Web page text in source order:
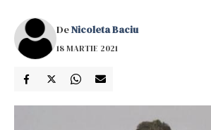
DeNicoleta Baciu
18 MARTIE 2021